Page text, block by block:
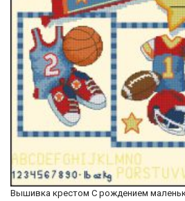
Вышивка крестом С рождением